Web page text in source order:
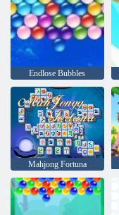
Endlose Bubbles
Mahjong Fortuna